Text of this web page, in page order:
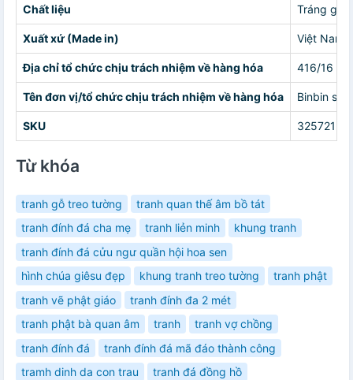
Chất liệu Tráng
Xuất xứ (Made in) Việt Nam
Địa chỉ tổ chức chịu trách nhiệm về hàng hóa 416/16
Tên đơn vị/tổ chức chịu trách nhiệm về hàng hóa Binbin
SKU
Từ khóa
tranh gỗ treo tường
tranh quan thế âm bồ tát
tranh đính đá cha mẹ
tranh liẻn minh
khung tranh
tranh đính đá cửu ngư quần hội hoa sen
hình chúa giêsu đẹp
khung tranh treo tường
tranh phật
tranh vẽ phật giáo
tranh đính đa 2 mét
tranh phật bà quan âm
tranh
tranh vợ chồng
tranh đính đá
tranh đính đá mã đáo thành công
tramh dinh da con trau
tranh đá đồng hồ